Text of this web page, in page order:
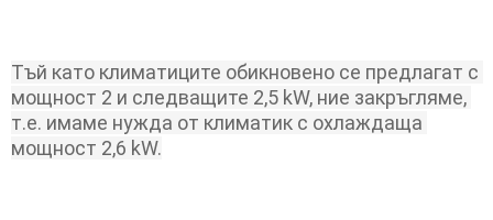
Тъй като климатиците обикновено се предлагат с
мощност 2 и следващите 2,5 kW, ние закръгляме,
т.е. имаме нужда от климатик с охлаждаща
мощност 2,6 kW.